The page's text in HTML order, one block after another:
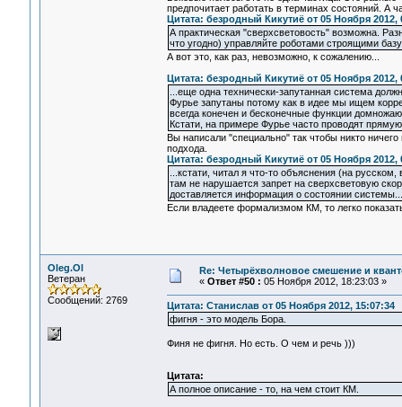
предпочитает работать в терминах состояний. А
Цитата: безродный Кикутиё от 05 Ноября 2012,
А практическая "сверхсветовость" возможна.
что угодно) управляйте роботами строящими
А вот это, как раз, невозможно, к сожалению...
Цитата: безродный Кикутиё от 05 Ноября 2012,
...еще одна технически-запутанная система
Фурье запутаны потому как в идее мы ищем
всегда конечен и бесконечные функции
Кстати, на примере Фурье часто проводят
Вы написали "специально" так чтобы никто
подхода.
Цитата: безродный Кикутиё от 05 Ноября 2012,
...кстати, читал я что-то объяснения (на
там не нарушается запрет на сверхсветовую
доставляется информация о состоянии
Если владеете формализмом КМ, то легко
Oleg.Ol
Ветеран
Сообщений: 2769
Re: Четырёхволновое смешение и
« Ответ #50 : 05 Ноября 2012, 18:23:03 »
Цитата: Станислав от 05 Ноября 2012, 15:07:34
фигня - это модель Бора.
Финя не фигня. Но есть. О чем и речь )))
Цитата:
А полное описание - то, на чем стоит КМ.